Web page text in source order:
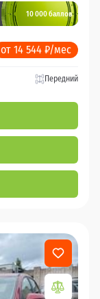
10 000 баллов
от 14 544 ₽/мес
Передний